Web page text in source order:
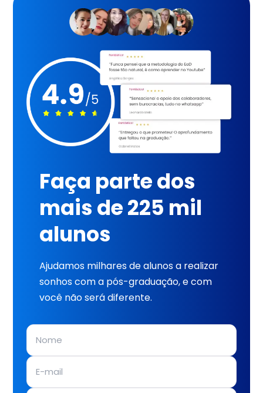
Faça parte dos
mais de 225 mil
alunos
Ajudamos milhares de alunos a realizar
sonhos com a pós-graduação, e com
você não será diferente.